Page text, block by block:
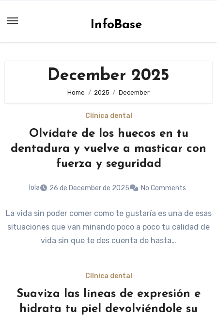
InfoBase
December 2025
Home 2025 December
Clínica dental
Olvídate de los huecos en tu
dentadura y vuelve a masticar con
fuerza y seguridad
lola 26 de December de 2025 No Comments
La vida sin poder comer como te gustaría es una de esas
situaciones que van minando poco a poco tu calidad de
vida sin que te des cuenta de hasta…
Clínica dental
Suaviza las líneas de expresión e
hidrata tu piel devolviéndole su